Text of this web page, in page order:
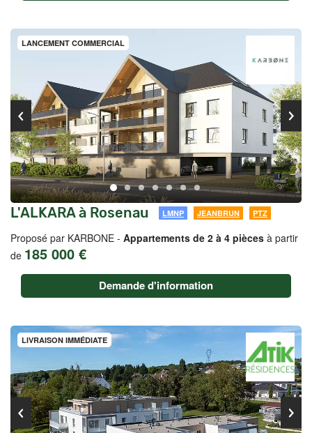
LANCEMENT COMMERCIAL
L'ALKARA à Rosenau LMNP JEANBRUN PTZ
Proposé par KARBONE - Appartements de 2 à 4 pièces à partir
de 185 000 €
Demande d'information
LIVRAISON IMMÉDIATE